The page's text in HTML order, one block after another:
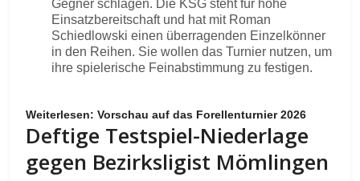
Gegner schlagen. Die KSG steht für hohe
Einsatzbereitschaft und hat mit Roman
Schiedlowski einen überragenden Einzelkönner
in den Reihen. Sie wollen das Turnier nutzen, um
ihre spielerische Feinabstimmung zu festigen.
Weiterlesen: Vorschau auf das Forellenturnier 2026
Deftige Testspiel-Niederlage
gegen Bezirksligist Mömlingen